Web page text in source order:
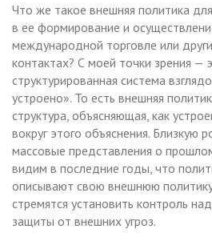
Что же такое внешняя политика
в ее формирование и
международной торговле или
контактах? С моей точки зрения —
структурированная система
устроено». То есть внешняя
структура, объясняющая, как
вокруг этого объяснения. Близкую
массовые представления о
видим в последние годы, что
описывают свою внешнюю
стремятся установить контроль
защиты от внешних угроз.